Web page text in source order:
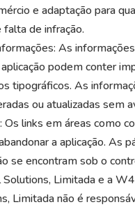
e adaptação para
falta de infração.
As informações
podem conter
tipográficos. As
ou atualizadas sem
Os links em áreas como
a aplicação. As
se encontram sob o
Limitada e a
Limitada não é